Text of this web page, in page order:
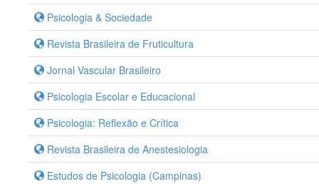
Psicologia & Sociedade
Revista Brasileira de Fruticultura
Jornal Vascular Brasileiro
Psicologia Escolar e Educacional
Psicologia: Reflexão e Crítica
Revista Brasileira de Anestesiologia
Estudos de Psicologia (Campinas)